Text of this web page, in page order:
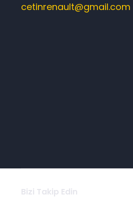
cetinrenault@gmail.com
Bizi Takip Edin